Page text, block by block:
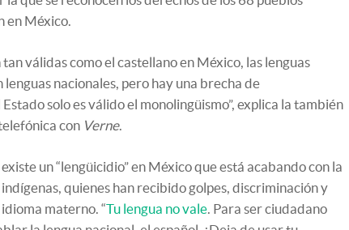
en México.
tan válidas como el castellano en México, las lenguas
lenguas nacionales, pero hay una brecha de
solo es válido el monolingüismo”, explica la también
con Verne.
un “lengüicidio” en México que está acabando con la
quienes han recibido golpes, discriminación y
materno. “Tu lengua no vale. Para ser ciudadano